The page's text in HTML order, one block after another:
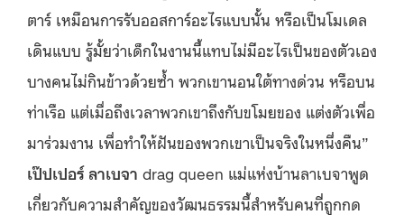
ตาร์ เหมือนการรับออสการ์อะไรแบบนั้น หรือเป็นโมเดล
เดินแบบ รู้มั้ยว่าเด็กในงานนี้แทบไม่มีอะไรเป็นของตัวเอง
บางคนไม่กินข้าวด้วยซ้ำ พวกเขานอนใต้ทางด่วน หรือบน
ท่าเรือ แต่เมื่อถึงเวลาพวกเขาถึงกับขโมยของ แต่งตัวเพื่อ
มาร่วมงาน เพื่อทำให้ฝันของพวกเขาเป็นจริงในหนึ่งคืน”
เป๊ปเปอร์ ลาเบจา drag queen แม่แห่งบ้านลาเบจาพูด
เกี่ยวกับความสำคัญของวัฒนธรรมนี้สำหรับคนที่ถูกกด